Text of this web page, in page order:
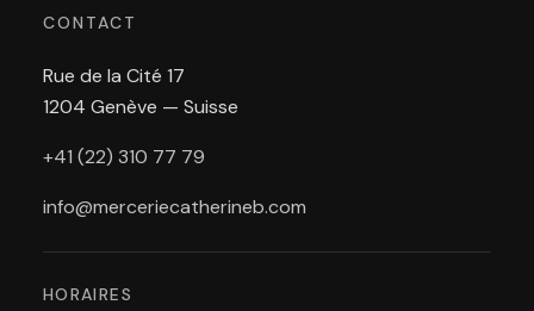
CONTACT
Rue de la Cité 17
1204 Genève — Suisse
+41 (22) 310 77 79
info@merceriecatherineb.com
HORAIRES